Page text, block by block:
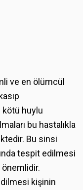
ve en ölümcül
kötü huylu
bu hastalıkla
Bu sinsi
tespit edilmesi
kişinin